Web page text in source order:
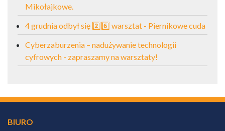
Mikołajkowe.
4 grudnia odbył się 2️⃣6️⃣ warsztat - Piernikowe cuda
Cyberzaburzenia – nadużywanie technologii
cyfrowych - zapraszamy na warsztaty!
BIURO